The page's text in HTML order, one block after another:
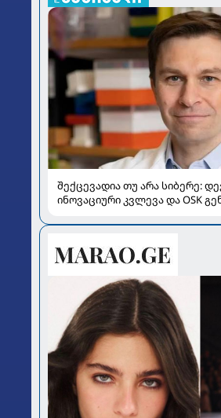
შექცევადია თუ არა სიბერე:
ინოვაციური კვლევა და OSK